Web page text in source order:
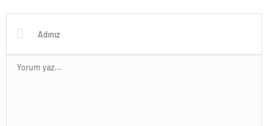
TEMİZLİK BAŞLATTI